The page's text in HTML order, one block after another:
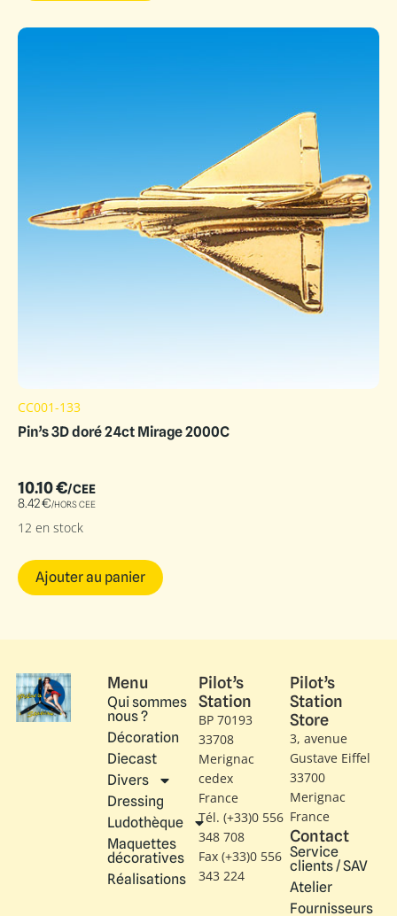
CC001-133
Pin’s 3D doré 24ct Mirage 2000C
10.10€/CEE
8.42€/HORS CEE
12 en stock
Ajouter au panier
Menu
Qui sommes
nous ?
Décoration
Diecast
Divers
Dressing
Ludothèque
Maquettes
décoratives
Réalisations
Pilot’s
Station
BP 70193
33708
Merignac
cedex
France
Tél. (+33)0 556
348 708
Fax (+33)0 556
343 224
Pilot’s
Station
Store
3, avenue
Gustave Eiffel​
33700
Merignac
France
Contact
Service
clients / SAV
Atelier
Fournisseurs